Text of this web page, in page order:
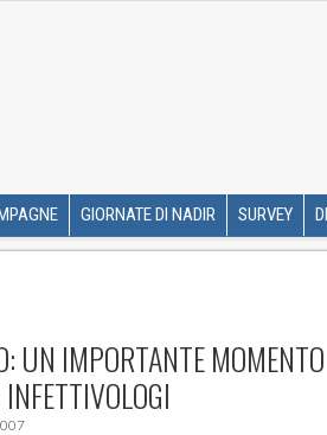
SKIP TO
GIORNATE DI NADIR SURVEY
UN IMPORTANTE